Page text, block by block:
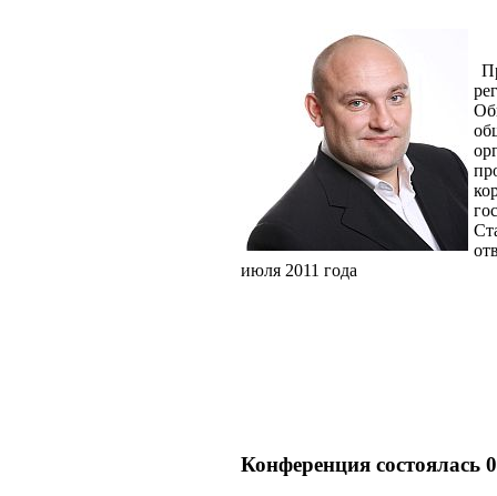
июля 2011 года
Конференция состоялась